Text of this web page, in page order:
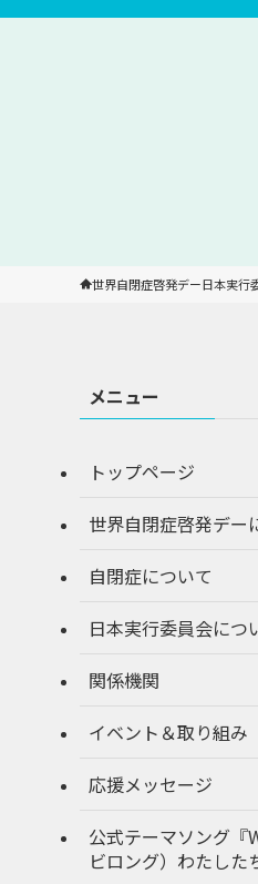
世界自閉症啓発デー日本実行
メニュー
トップページ
世界自閉症啓発デー
自閉症について
日本実行委員会につ
関係機関
イベント＆取り組み
応援メッセージ
公式テーマソング『
ビロング）わたした